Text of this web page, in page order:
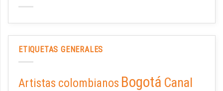
ETIQUETAS GENERALES
Artistas colombianos Bogotá Canal